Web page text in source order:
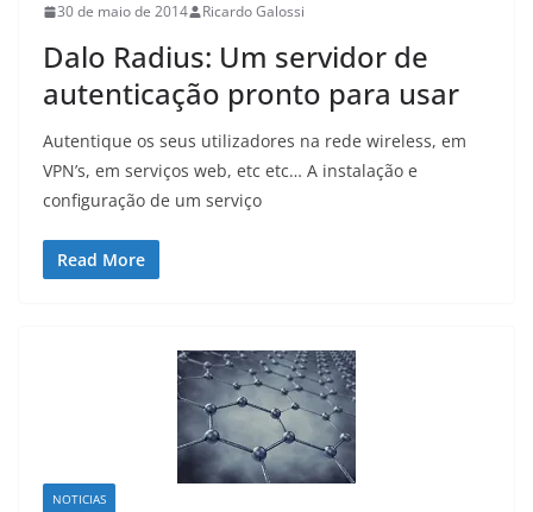
30 de maio de 2014 Ricardo Galossi
Dalo Radius: Um servidor de
autenticação pronto para usar
Autentique os seus utilizadores na rede wireless, em
VPN’s, em serviços web, etc etc… A instalação e
configuração de um serviço
Read More
NOTICIAS